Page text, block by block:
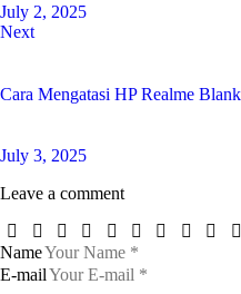
July 2, 2025
Next
Cara Mengatasi HP Realme
July 3, 2025
Leave a comment
Name
E-mail